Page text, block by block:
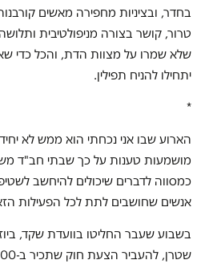
בחדר, ובציניות מחפירה מאשים
טרור, קושר בצורה מניפולטיבית
שלא שמרו על מצוות הדת, והכל כדי
יתחילו להניח תפילין.
*
הארוע שבו אני נכחתי הוא ממש לא
מושמעות טענות על כך שבתי חב"ד
כמסווה לדברים שיכולים להיחשב
אנשים שחושבים לתת לכל הפעילות
בשבוע שעבר החליטו בוועדת שקד,